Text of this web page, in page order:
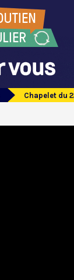
Chapelet du